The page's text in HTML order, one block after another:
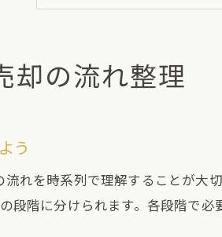
売却期間や進捗の
土地売却にかかる期間
土地売却はどれく
進捗ごとに土地売
土地売却の期間
却の流れ整理
う
れを時系列で理解することが
段階に分けられます。各段階で